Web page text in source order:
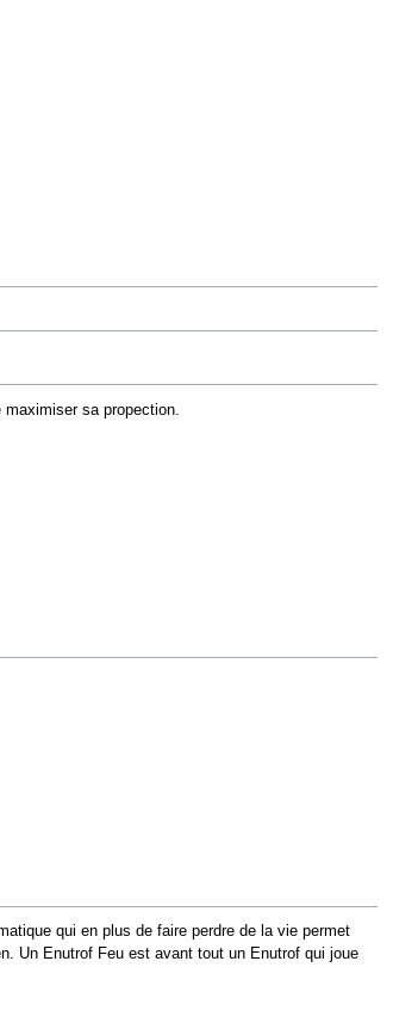
sa propection.
qui en plus de faire perdre de la vie permet
Un Enutrof Feu est avant tout un Enutrof qui joue